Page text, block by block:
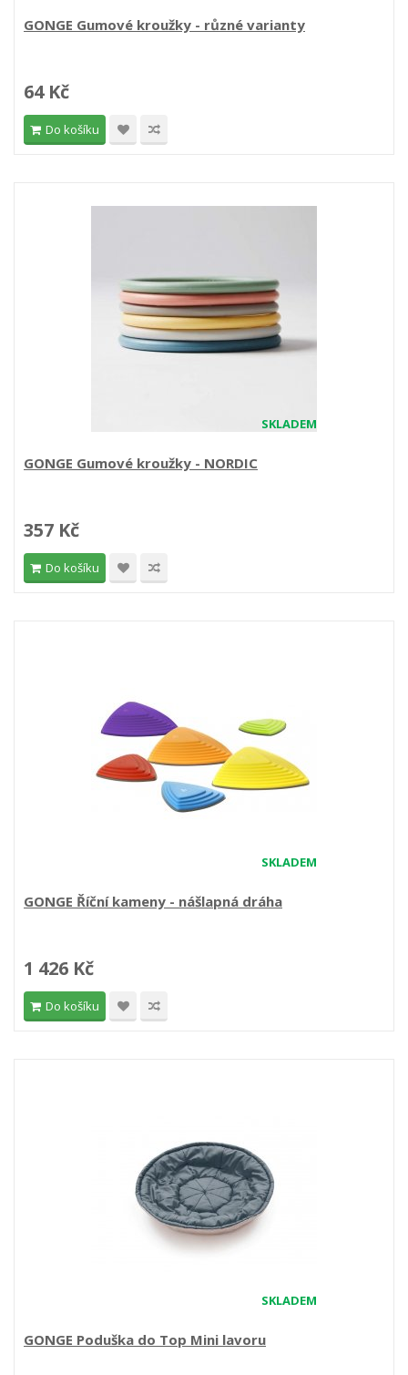
GONGE Gumové kroužky - různé varianty
64 Kč
Do košíku
SKLADEM
GONGE Gumové kroužky - NORDIC
357 Kč
Do košíku
SKLADEM
GONGE Říční kameny - nášlapná dráha
1 426 Kč
Do košíku
SKLADEM
GONGE Poduška do Top Mini lavoru